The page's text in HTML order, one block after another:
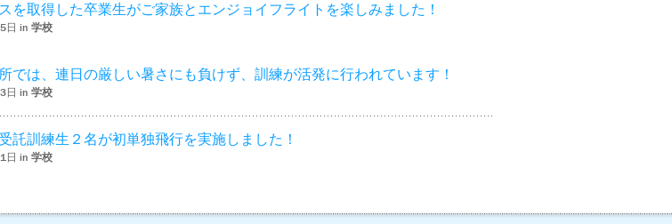
を取得した卒業生がご家族とエンジョイフライトを楽しみました！
日 in 学校
では、連日の厳しい暑さにも負けず、訓練が活発に行われています！
日 in 学校
託訓練生２名が初単独飛行を実施しました！
日 in 学校